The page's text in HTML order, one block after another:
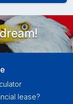
lease?